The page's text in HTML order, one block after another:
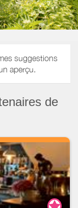
suggestions
aperçu.
de